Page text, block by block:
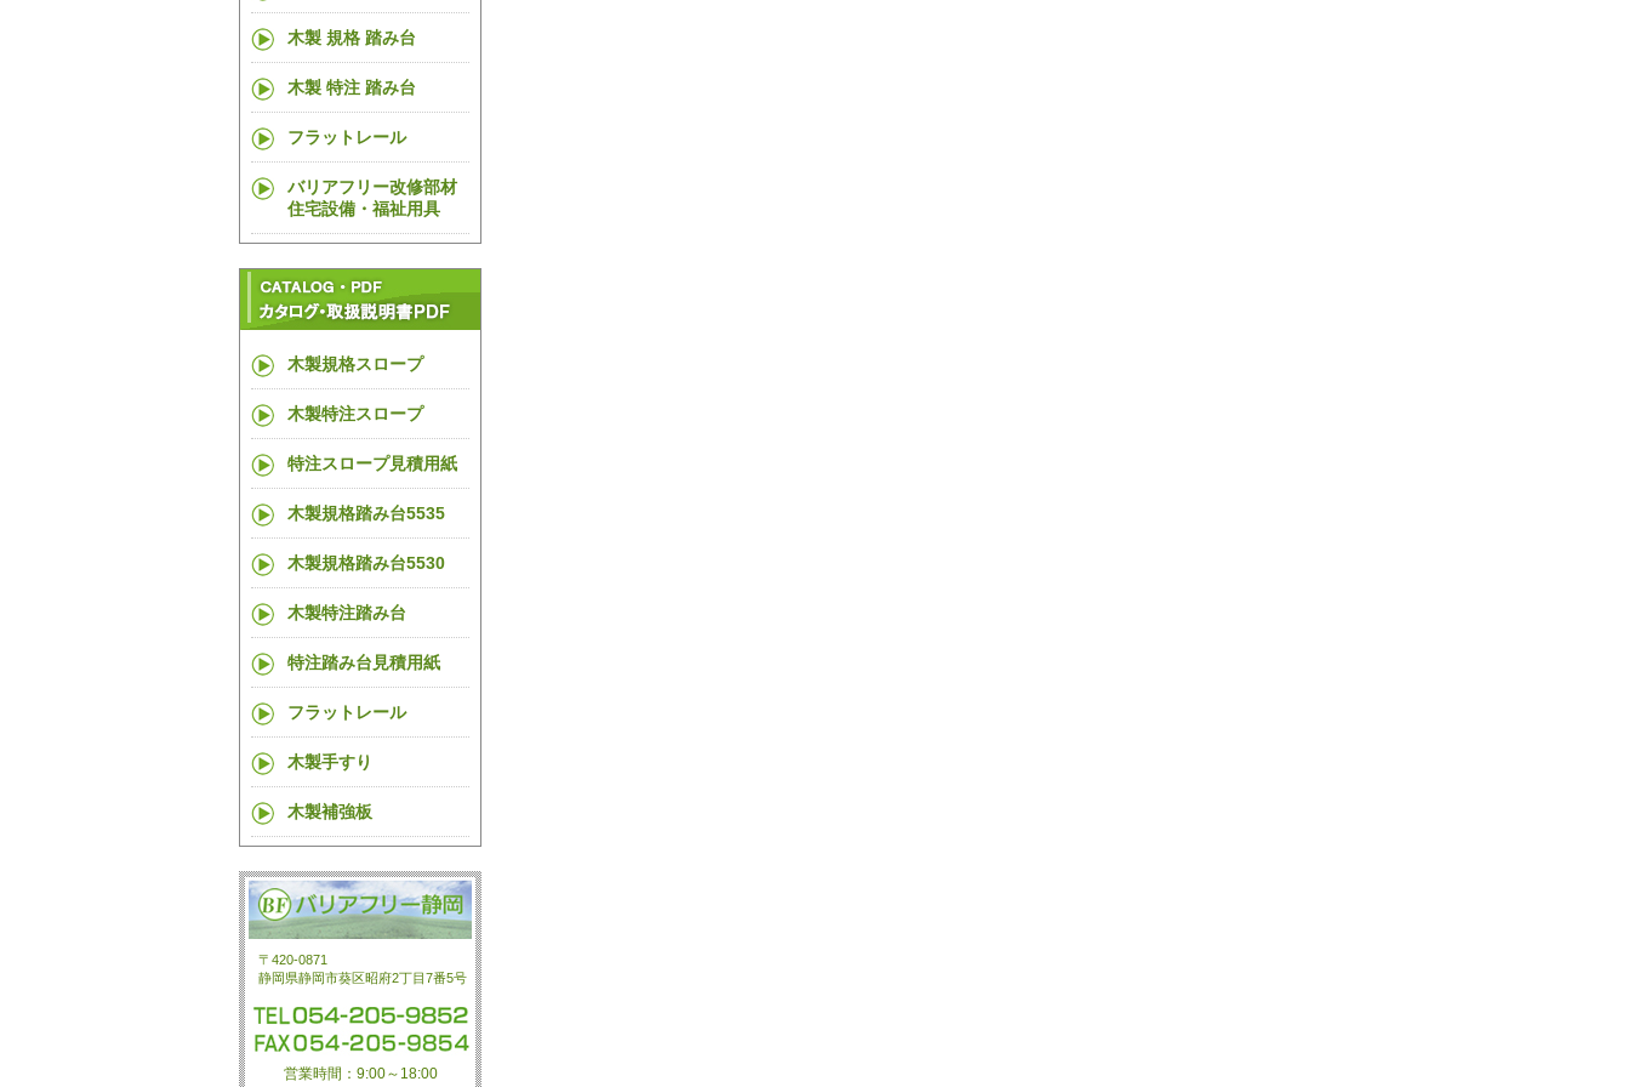
木製 規格 踏み台
木製 特注 踏み台
フラットレール
バリアフリー改修部材
住宅設備・福祉用具
木製規格スロープ
木製特注スロープ
特注スロープ見積用紙
木製規格踏み台5535
木製規格踏み台5530
木製特注踏み台
特注踏み台見積用紙
フラットレール
木製手すり
木製補強板
〒420-0871
静岡県静岡市葵区昭府2丁目7番5号
営業時間：9:00～18:00